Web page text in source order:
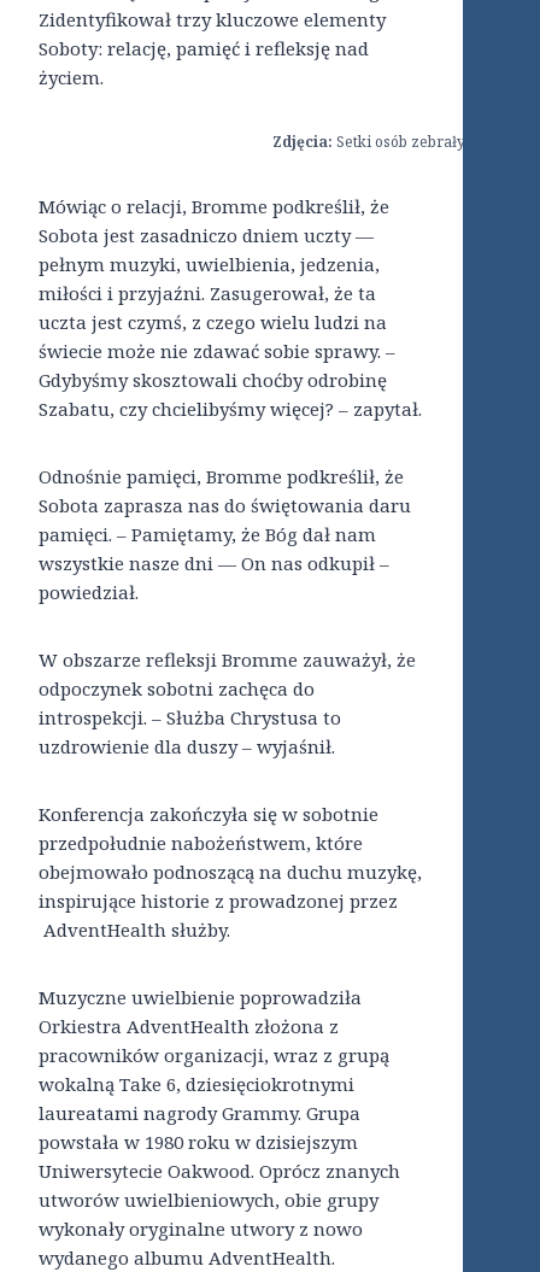
Zidentyfikował trzy kluczowe elementy
Soboty: relację, pamięć i refleksję nad
życiem.
Zdjęcia: Setki osób zebrały się w
Mówiąc o relacji, Bromme podkreślił, że
Sobota jest zasadniczo dniem uczty —
pełnym muzyki, uwielbienia, jedzenia,
miłości i przyjaźni. Zasugerował, że ta
uczta jest czymś, z czego wielu ludzi na
świecie może nie zdawać sobie sprawy. –
Gdybyśmy skosztowali choćby odrobinę
Szabatu, czy chcielibyśmy więcej? – zapytał.
Odnośnie pamięci, Bromme podkreślił, że
Sobota zaprasza nas do świętowania daru
pamięci. – Pamiętamy, że Bóg dał nam
wszystkie nasze dni — On nas odkupił –
powiedział.
W obszarze refleksji Bromme zauważył, że
odpoczynek sobotni zachęca do
introspekcji. – Służba Chrystusa to
uzdrowienie dla duszy – wyjaśnił.
Konferencja zakończyła się w sobotnie
przedpołudnie nabożeństwem, które
obejmowało podnoszącą na duchu muzykę,
inspirujące historie z prowadzonej przez
AdventHealth służby.
Muzyczne uwielbienie poprowadziła
Orkiestra AdventHealth złożona z
pracowników organizacji, wraz z grupą
wokalną Take 6, dziesięciokrotnymi
laureatami nagrody Grammy. Grupa
powstała w 1980 roku w dzisiejszym
Uniwersytecie Oakwood. Oprócz znanych
utworów uwielbieniowych, obie grupy
wykonały oryginalne utwory z nowo
wydanego albumu AdventHealth.